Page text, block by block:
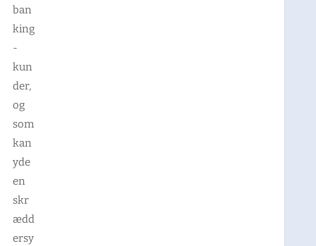
ban
king
-
kun
der,
og
som
kan
yde
en
skr
ædd
ersy